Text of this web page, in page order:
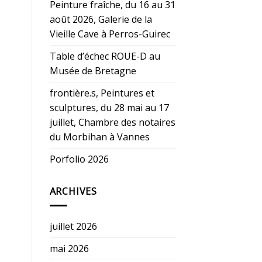
Peinture fraîche, du 16 au 31
août 2026, Galerie de la
Vieille Cave à Perros-Guirec
Table d’échec ROUE-D au
Musée de Bretagne
frontière.s, Peintures et
sculptures, du 28 mai au 17
juillet, Chambre des notaires
du Morbihan à Vannes
Porfolio 2026
ARCHIVES
juillet 2026
mai 2026